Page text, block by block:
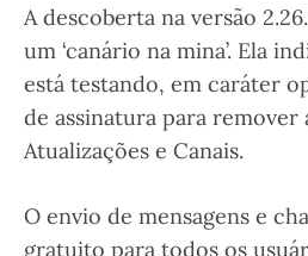
A descoberta na versão
um ‘canário na mina’. Ela
está testando, em caráter
de assinatura para remover
Atualizações e Canais.
O envio de mensagens e
gratuito para todos os